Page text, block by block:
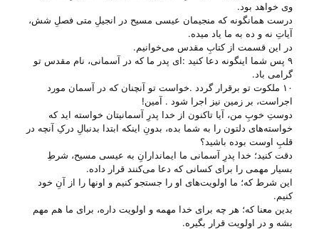
وی خواهد بود.
درست همانگونه که منجیمان عیسی مسیح در انجیلِ متی فصلِ شش،
آیاتِ نه و ده به ما یاد میده.
در این قسمت از کتابِ مقدس می‌‌خوانیم.
۹ پس شما اینگونه دعا کنید :ای پدر ما که در آسمانی، نام مقدس تو
گرامی باد.
۱۰ ملکوت تو برقرار گردد .خواست تو آنچنان که در آسمان مورد
اجراست، بر زمین نیز اجرا شود . آمین!
دوستِ خوبِ من، آیا تاکنون از خدا پدرِ آسمانیتان خواسته اید که
خواسته‌های دلتون را به شما بده، بدونِ اینکه ابتدا بدنبالِ درکِ آنچه در
قلبِ اوست بوده باشید؟
دقت کنید؛ خدا پدرِ آسمانی ما ایماندارانِ به عیسی مسیح، شرطِ
بسیار مهمی را برای کسانی که دعا می‌‌کنند قرار داده.
این شرط که؛ ما اولویت‌های او را جستجو کنیم و اونها را از آنِ خود
کنیم.
بدین معنا که؛ هر چه برای خدا مهمه و اولویت داره، برای ما هم مهم
بشه و در اولویت قرار بگیره.